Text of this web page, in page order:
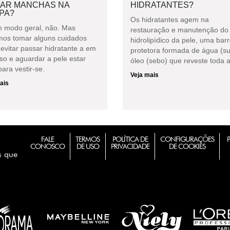
MANCHAS NA
modo geral, não. Mas
tomar alguns cuidados
passar hidratante a em
e aguardar a pele estar
vestir-se.
HIDRATANTES?
Os hidratantes agem na
restauração e manutenção do
hidrolipídico da pele, uma
protetora formada de água
óleo (sebo) que reveste toda
Veja mais
que
FALE
CONOSCO
TERMOS
DE USO
POLÍTICA DE
PRIVACIDADE
CONFIGURAÇÕES
DE COOKIES